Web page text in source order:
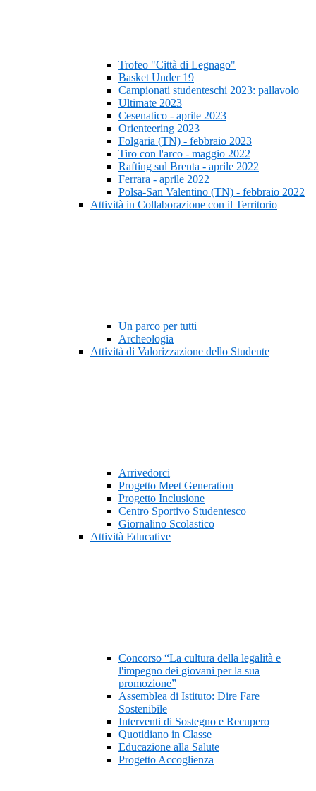
Trofeo "Città di Legnago"
Basket Under 19
Campionati studenteschi 2023: pallavolo
Ultimate 2023
Cesenatico - aprile 2023
Orienteering 2023
Folgaria (TN) - febbraio 2023
Tiro con l'arco - maggio 2022
Rafting sul Brenta - aprile 2022
Ferrara - aprile 2022
Polsa-San Valentino (TN) - febbraio 2022
Attività in Collaborazione con il Territorio
Un parco per tutti
Archeologia
Attività di Valorizzazione dello Studente
Arrivedorci
Progetto Meet Generation
Progetto Inclusione
Centro Sportivo Studentesco
Giornalino Scolastico
Attività Educative
Concorso “La cultura della legalità e
l'impegno dei giovani per la sua
promozione”
Assemblea di Istituto: Dire Fare
Sostenibile
Interventi di Sostegno e Recupero
Quotidiano in Classe
Educazione alla Salute
Progetto Accoglienza